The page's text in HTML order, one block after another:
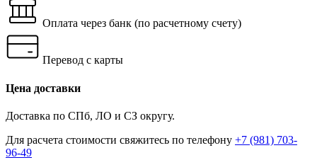
Оплата через банк (по расчетному счету)
Перевод с карты
Цена доставки
Доставка по СПб, ЛО и СЗ округу.
Для расчета стоимости свяжитесь по телефону +7 (981) 703-
96-49